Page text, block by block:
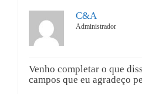
C&A
Administrador
Venho completar o que
campos que eu agradeço